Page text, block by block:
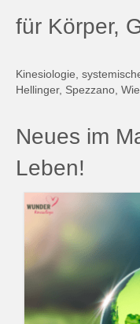
für Körper,
Kinesiologie,
Hellinger, Spezzano,
Neues im
Leben!